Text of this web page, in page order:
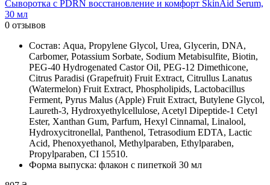
Сыворотка с PDRN восстановление и комфорт SkinAid Serum,
30 мл
0 отзывов
Состав: Aqua, Propylene Glycol, Urea, Glycerin, DNA,
Carbomer, Potassium Sorbate, Sodium Metabisulfite, Biotin,
PEG-40 Hydrogenated Castor Oil, PEG-12 Dimethicone,
Citrus Paradisi (Grapefruit) Fruit Extract, Citrullus Lanatus
(Watermelon) Fruit Extract, Phospholipids, Lactobacillus
Ferment, Pyrus Malus (Apple) Fruit Extract, Butylene Glycol,
Laureth-3, Hydroxyethylcellulose, Acetyl Dipeptide-1 Cetyl
Ester, Xanthan Gum, Parfum, Hexyl Cinnamal, Linalool,
Hydroxycitronellal, Panthenol, Tetrasodium EDTA, Lactic
Acid, Phenoxyethanol, Methylparaben, Ethylparaben,
Propylparaben, CI 15510.
Форма выпуска: флакон с пипеткой 30 мл